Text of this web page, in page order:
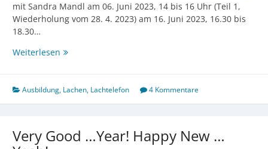
mit Sandra Mandl am 06. Juni 2023, 14 bis 16 Uhr (Teil 1,
Wiederholung vom 28. 4. 2023) am 16. Juni 2023, 16.30 bis
18.30…
Weiterlesen Heitere
Zoom
Ausbildung, Lachen, Lachtelefon 4 Kommentare
Very Good …Year! Happy New …